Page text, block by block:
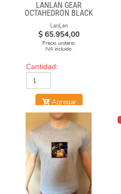
LANLAN GEAR
OCTAHEDRON BLACK
LanLan
$ 65.954,00
Precio unitario.
IVA incluido.
Cantidad:
Agregar